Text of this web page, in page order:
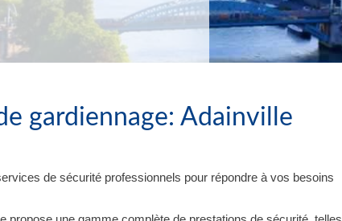
gardiennage: Adainville
de sécurité professionnels pour répondre à vos besoins